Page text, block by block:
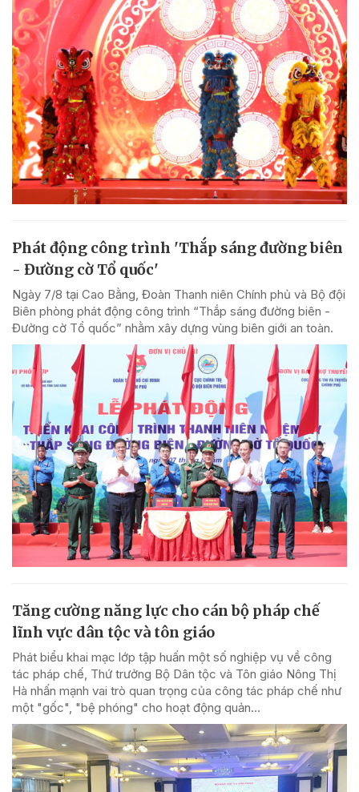
Phát động công trình 'Thắp sáng đường biên
- Đường cờ Tổ quốc'
Ngày 7/8 tại Cao Bằng, Đoàn Thanh niên Chính phủ và Bộ đội
Biên phòng phát động công trình “Thắp sáng đường biên -
Đường cờ Tổ quốc” nhằm xây dựng vùng biên giới an toàn.
Tăng cường năng lực cho cán bộ pháp chế
lĩnh vực dân tộc và tôn giáo
Phát biểu khai mạc lớp tập huấn một số nghiệp vụ về công
tác pháp chế, Thứ trưởng Bộ Dân tộc và Tôn giáo Nông Thị
Hà nhấn mạnh vai trò quan trọng của công tác pháp chế như
một "gốc", "bệ phóng" cho hoạt động quản...